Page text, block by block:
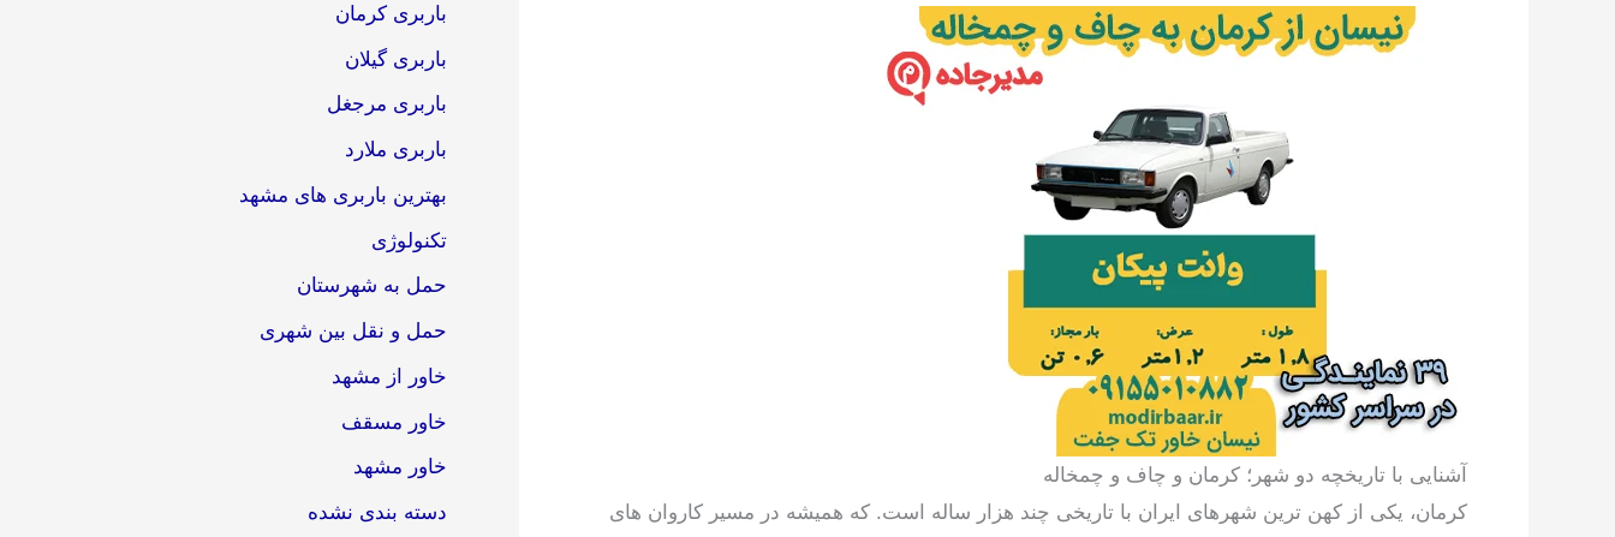
آشنایی با تاریخچه دو شهر؛ کرمان و چاف و چمخاله
کرمان، یکی از کهن ترین شهرهای ایران با تاریخی چند هزار ساله است. که همیشه در مسیر کاروان های
باربری کرمان
باربری گیلان
باربری مرجغل
باربری ملارد
بهترین باربری های مشهد
تکنولوژی
حمل به شهرستان
حمل و نقل بین شهری
خاور از مشهد
خاور مسقف
خاور مشهد
دسته بندی نشده